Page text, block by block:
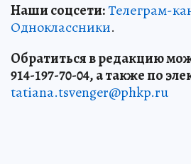
Наши соцсети:Телеграм-
Одноклассники.
Обратиться в редакцию
914-197-70-04, а также по
tatiana.tsvenger@phkp.ru